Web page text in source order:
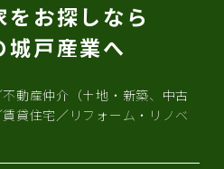
お探しなら
城戸産業へ
動産仲介（土地・新築、中古
貸住宅／リフォーム・リノベ